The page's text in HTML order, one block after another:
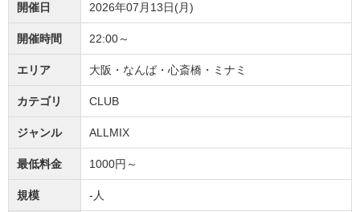
開催日 2026年07月13日(月)
開催時間 22:00～
エリア 大阪・なんば・心斎橋・ミナミ
カテゴリ CLUB
ジャンル ALLMIX
最低料金 1000円～
規模 -人